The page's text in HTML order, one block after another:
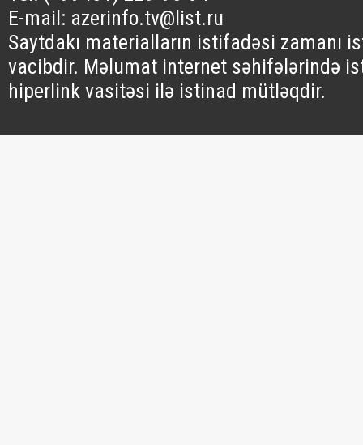
E-mail: azerinfo.tv@list.ru
Saytdakı materialların istifadəsi zamanı
vacibdir. Məlumat internet səhifələrində
hiperlink vasitəsi ilə istinad mütləqdir.